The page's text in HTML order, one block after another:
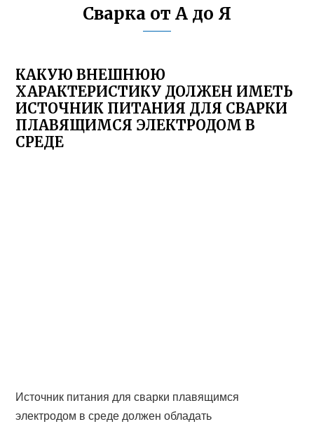
Сварка от А до Я
КАКУЮ ВНЕШНЮЮ
ХАРАКТЕРИСТИКУ ДОЛЖЕН ИМЕТЬ
ИСТОЧНИК ПИТАНИЯ ДЛЯ СВАРКИ
ПЛАВЯЩИМСЯ ЭЛЕКТРОДОМ В
СРЕДЕ
Источник питания для сварки плавящимся
электродом в среде должен обладать